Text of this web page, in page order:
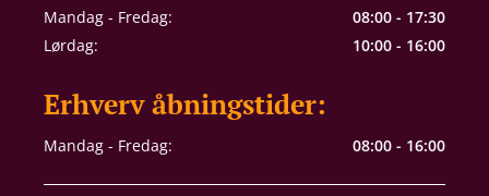
Mandag - Fredag:
08:00 - 17:30
Lørdag:
10:00 - 16:00
Erhverv åbningstider:
Mandag - Fredag: 08:00 - 16:00